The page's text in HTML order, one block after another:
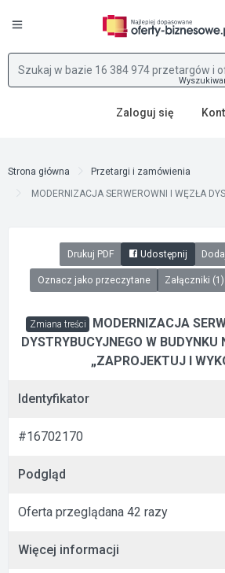
Zaloguj się
Strona główna
Przetargi i zamówienia
MODERNIZACJA SERWEROWNI I WĘZŁA
Drukuj PDF Udostępnij
Oznacz jako przeczytane Załączniki (1)
Zmiana treści
MODERNIZACJA
DYSTRYBUCYJNEGO W BUDYNKU
„ZAPROJEKTUJ I
Identyfikator
#16702170
Podgląd
Oferta przeglądana 42 razy
Więcej informacji